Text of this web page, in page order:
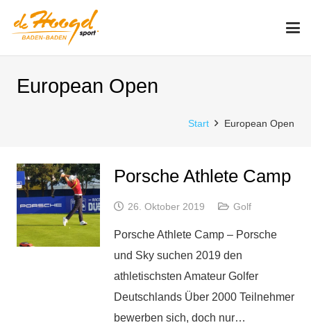
European Open
Start European Open
Porsche Athlete Camp
26. Oktober 2019 Golf
Porsche Athlete Camp – Porsche
und Sky suchen 2019 den
athletischsten Amateur Golfer
Deutschlands Über 2000 Teilnehmer
bewerben sich, doch nur…